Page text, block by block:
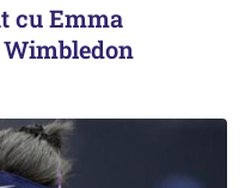
cu Emma